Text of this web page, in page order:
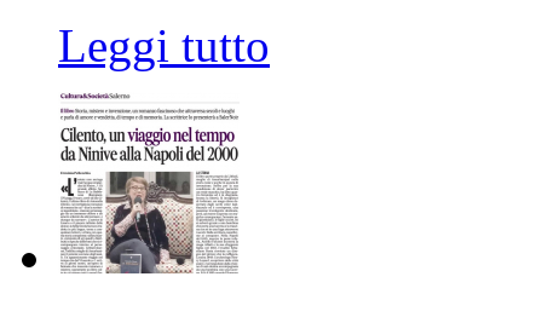
Leggi tutto